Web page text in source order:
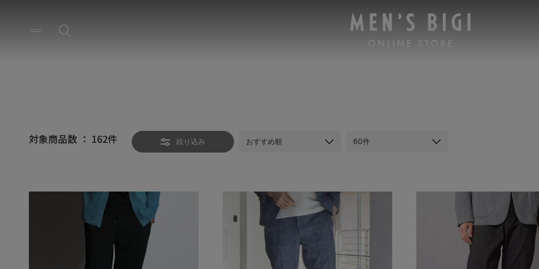
対象商品数 ： 162件 絞り込み おすすめ順 60件